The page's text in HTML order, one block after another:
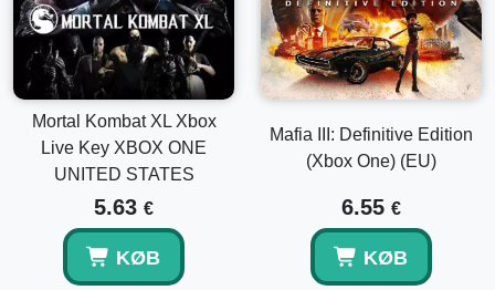
Mortal Kombat XL Xbox
Live Key XBOX ONE
UNITED STATES
5.63 €
KØB
Mafia III: Definitive Edition
(Xbox One) (EU)
6.55 €
KØB